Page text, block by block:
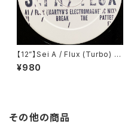
【12”】Sei A / Flux (Turbo) (T
urbo 115)
¥980
その他の商品